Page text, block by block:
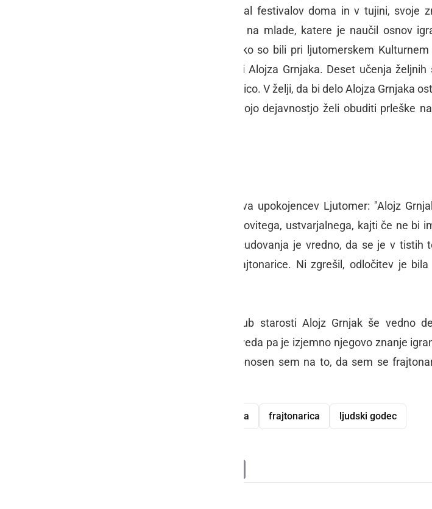
skupine, s katerimi se je udeleževal festivalov doma in v tujini, svoje
frajtonarico pa nesebično prenaša na mlade, katere je naučil osnov
nekoliko pozabljen, instrument. Tako so bili pri ljutomerskem
2003 ustanovljeni Prleški frajtonarji Alojza Grnjaka. Deset učenja
Grnjaku in se uči igranja na frajtonarico. V želji, da bi delo Alojza Grnjaka
ga v društvu Kūnštni Prleki, ki s svojo dejavnostjo želi obuditi prleške
, predsednica Društva upokojencev Ljutomer: "Alojz
človeka, vedrega, delovnega in duhovitega, ustvarjalnega, kajti če ne bi
vseh teh velikih uspehov. Prav občudovanja je vredno, da se je v tistih
harmonike oziroma po domače frajtonarice. Ni zgrešil, odločitev je
, Grnjakov učenec: "Kljub starosti Alojz Grnjak še vedno
humorjem je vedno dobrodošel, seveda pa je izjemno njegovo znanje
prenaša na nas, mlajše rodove. Ponosen sem na to, da sem se
legenda frajtonarica ljudski godec
PrintFriendly